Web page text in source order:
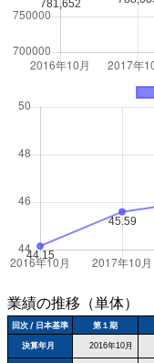
業績の推移（単体）
回次 / 日本基準 第１期
決算年月 2016年10月